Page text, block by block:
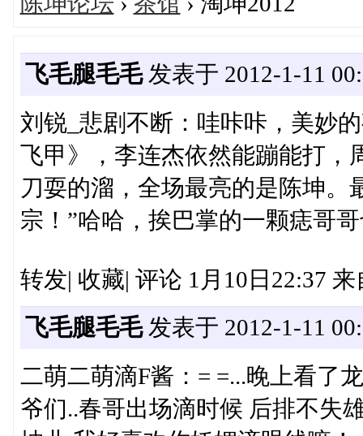
飞毛腿毛毛发表于 2012-1-11
刘锐_悲剧不断：哇咔咔，美妙
飞甲》，李连杰依然能蹦能打，
刀耍的溜，全场最亮的是陈坤。
宗！”哈哈，挨巴掌的一颗痣哥
转发| 收藏| 评论 1月10日22:37
飞毛腿毛毛发表于 2012-1-11
二萌二萌滴F酱：= =...晚上看了
爷们..春哥出场滴时候 后排不失